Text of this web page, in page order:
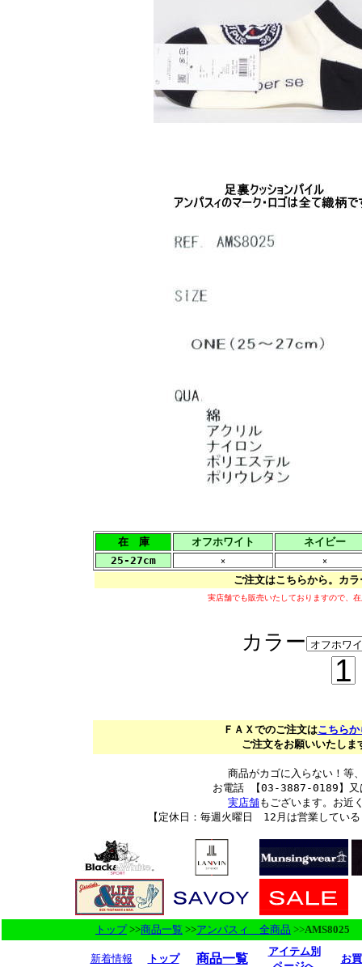
在 庫 オフホワイト
ネイビー
25-27cm
× ×
ご注文はこちらから。カ
実店舗でも販売いたしておりますので、
カラー
ＦＡＸでのご注文はこちらか
ご注文をお願いいた
商品がカゴに入らない！等
お電話 【03-3887-0189】又
実店舗もございます。お近
【定休日：毎週火曜日 12月は営業してい
トップ>>商品一覧 >>アンパスィ 全商品 >>AMS8025
新着情報 トップ 商品一覧
アイテム別
お